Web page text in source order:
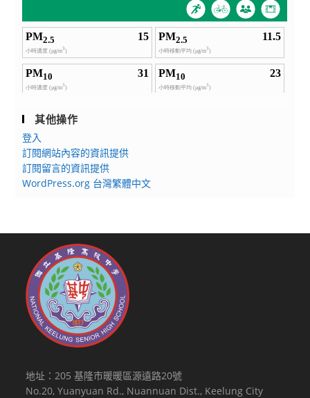
其他操作
登入
訂閱網站內容的資訊提供
訂閱留言的資訊提供
WordPress.org 台灣繁體中文
地址：205 基隆市暖暖區源遠路20號
No.20, Yuanyuan Rd., Nuannuan Dist., Keelung City